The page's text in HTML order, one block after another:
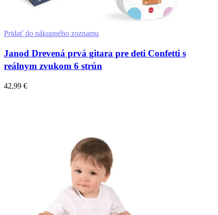
Pridať do nákupného zoznamu
Janod Drevená prvá gitara pre deti Confetti s
reálnym zvukom 6 strún
42,99 €